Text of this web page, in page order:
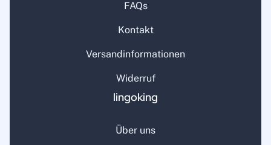
FAQs
Kontakt
Versandinformationen
Widerruf
lingoking
Über uns